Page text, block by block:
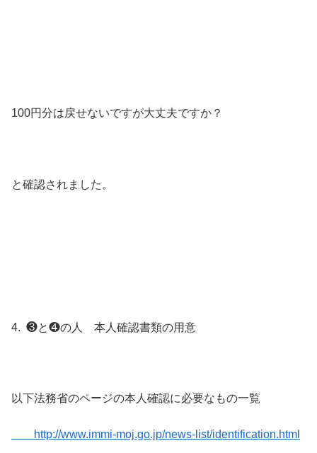
100円分は戻せないですが大丈夫ですか？
と確認されました。
4. ❸と❹の人 本人確認書類の用意
以下法務省のページの本人確認に必要なもの一覧
http://www.immi-moj.go.jp/news-list/identification.html